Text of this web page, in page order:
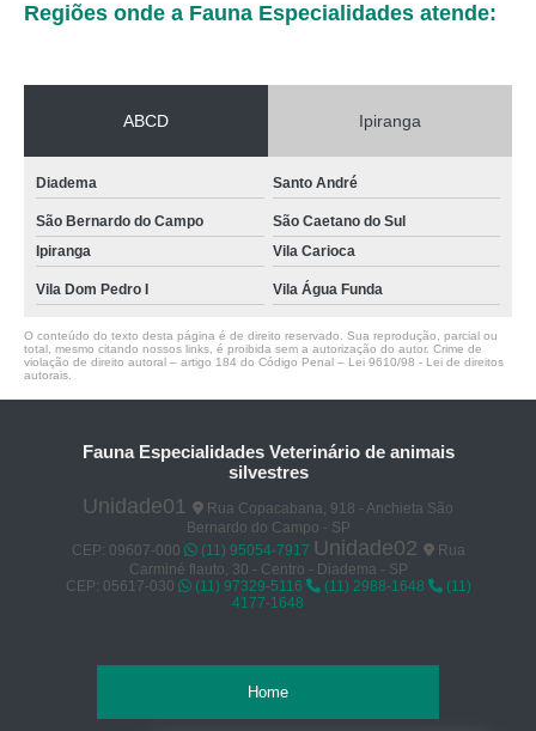
Regiões onde a Fauna Especialidades atende:
ABCD Ipiranga
Diadema Santo André
São Bernardo do Campo
São Caetano do Sul
Ipiranga
Vila Carioca
Vila Dom Pedro I Vila Água Funda
O conteúdo do texto desta página é de direito reservado. Sua reprodução, parcial ou
total, mesmo citando nossos links, é proibida sem a autorização do autor. Crime de
violação de direito autoral – artigo 184 do Código Penal – Lei 9610/98 - Lei de direitos
autorais
Fauna Especialidades Veterinário de animais
silvestres
Unidade01
Rua Copacabana, 918 - Anchieta São
Bernardo do Campo - SP
CEP: 09607-000
(11) 95054-7917 Unidade02
Rua
Carminé flauto, 30 - Centro - Diadema - SP
CEP: 05617-030
(11) 97329-5116 (11) 2988-1648
(11)
4177-1648
Home